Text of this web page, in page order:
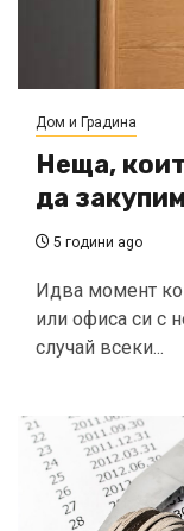
Дом и Градина
Неща,
да
5 години ago
Идва момент
или офиса си с
случай всеки...